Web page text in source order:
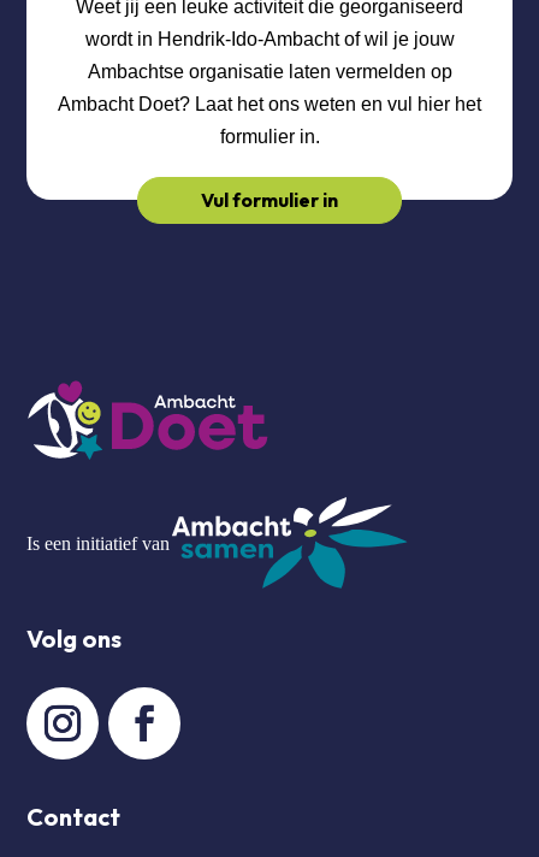
Weet jij een leuke activiteit die georganiseerd
wordt in Hendrik-Ido-Ambacht of wil je jouw
Ambachtse organisatie laten vermelden op
Ambacht Doet? Laat het ons weten en vul hier het
formulier in.
Vul formulier in
Is een initiatief van
Volg ons
Contact